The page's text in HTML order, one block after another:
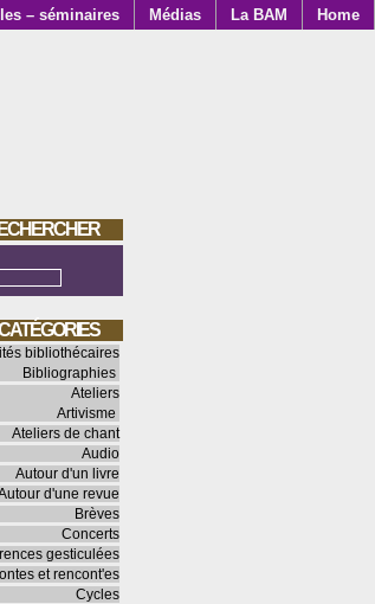
Home
La BAM
Médias
– séminaires
bibliothécaires
Bibliographies
Ateliers
Artivisme
Ateliers de chant
Audio
Autour d'un livre
d'une revue
Brèves
Concerts
gesticulées
et rencont'es
Cycles